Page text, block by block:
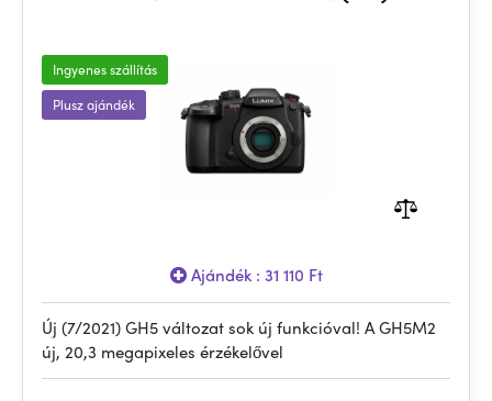
Ingyenes szállítás
Plusz ajándék
Ajándék : 31 110 Ft
Új (7/2021) GH5 változat sok új funkcióval! A GH5M2
új, 20,3 megapixeles érzékelővel